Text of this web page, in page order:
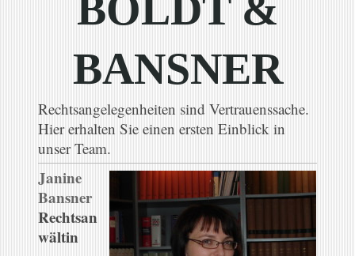
BANSNER
Rechtsangelegenheiten sind Vertrauenssache.
Hier erhalten Sie einen ersten Einblick in
unser Team.
Janine
Bansner
Rechtsan
wältin